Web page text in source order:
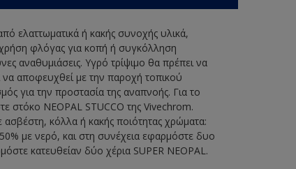
ελαττωματικά ή κακής συνοχής υλικά,
φλόγας για κοπή ή συγκόλληση
αναθυμιάσεις. Υγρό τρίψιμο θα πρέπει να
να αποφευχθεί με την παροχή τοπικού
για την προστασία της αναπνοής. Για το
στόκο NEOPAL STUCCO της Vivechrom.
ασβέστη, κόλλα ή κακής ποιότητας χρώματα:
με νερό, και στη συνέχεια εφαρμόστε δυο
κατευθείαν δύο χέρια SUPER NEOPAL.